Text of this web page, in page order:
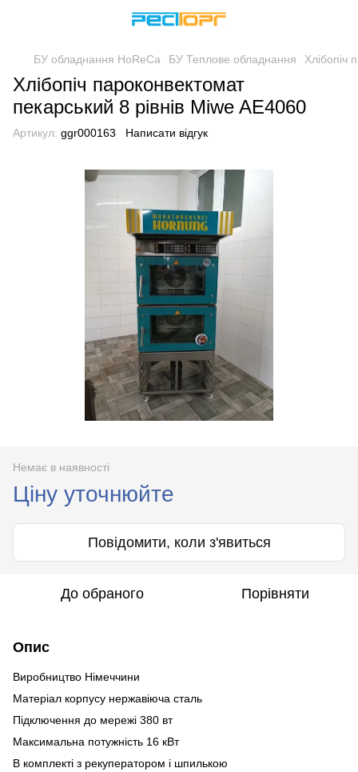
БУ обладнання HoReCa БУ Теплове обладнання Хлібопіч
Хлібопіч пароконвектомат
пекарський 8 рівнів Miwe AE4060
Артикул: ggr000163 Написати відгук
Немає в наявності
Ціну уточнюйте
Повідомити, коли з'явиться
До обраного Порівняти
Опис
Виробництво Німеччини
Матеріал корпусу нержавіюча сталь
Підключення до мережі 380 вт
Максимальна потужність 16 кВт
В комплекті з рекуператором і шпилькою